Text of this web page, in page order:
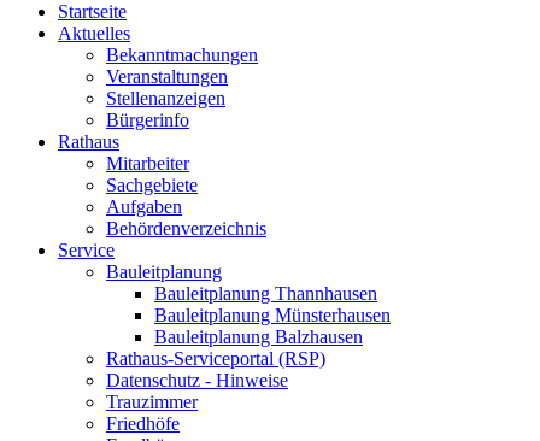
Startseite
Aktuelles
Bekanntmachungen
Veranstaltungen
Stellenanzeigen
Bürgerinfo
Rathaus
Mitarbeiter
Sachgebiete
Aufgaben
Behördenverzeichnis
Service
Bauleitplanung
Bauleitplanung Thannhausen
Bauleitplanung Münsterhausen
Bauleitplanung Balzhausen
Rathaus-Serviceportal (RSP)
Datenschutz - Hinweise
Trauzimmer
Friedhöfe